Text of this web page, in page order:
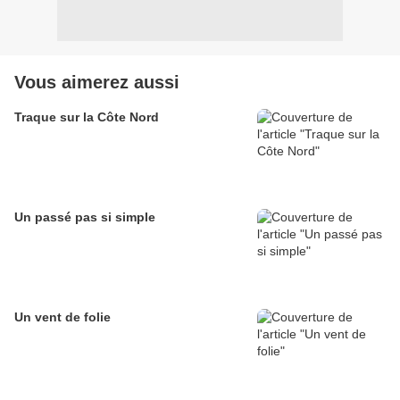
Vous aimerez aussi
Traque sur la Côte Nord
Un passé pas si simple
Un vent de folie